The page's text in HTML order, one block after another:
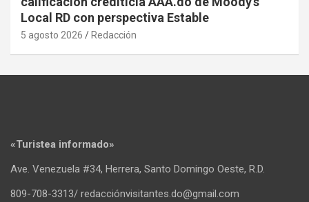
Local RD con perspectiva Estable
5 agosto 2026 Redacción
«Turistea informado»
Ave. Venezuela #34, Herrera, Santo Domingo Oeste, R.D.
809-708-3313/ redacciónvisitantes.do@gmail.com